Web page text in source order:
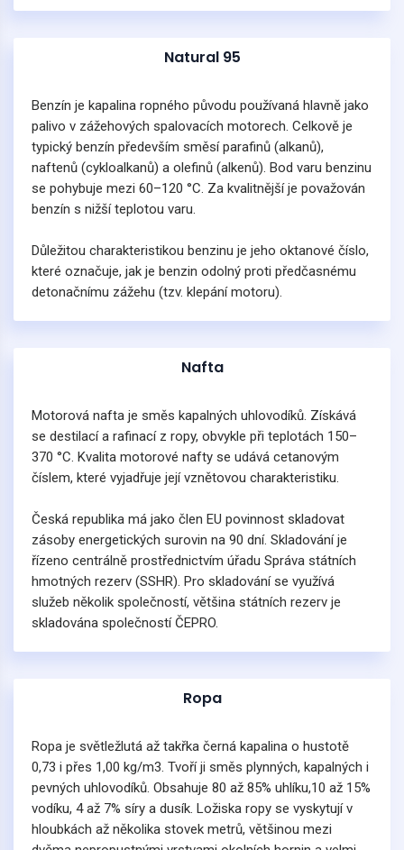
Natural 95
Benzín je kapalina ropného původu používaná hlavně jako
palivo v zážehových spalovacích motorech. Celkově je
typický benzín především směsí parafinů (alkanů),
naftenů (cykloalkanů) a olefinů (alkenů). Bod varu benzinu
se pohybuje mezi 60–120 °C. Za kvalitnější je považován
benzín s nižší teplotou varu.
Důležitou charakteristikou benzinu je jeho oktanové číslo,
které označuje, jak je benzin odolný proti předčasnému
detonačnímu zážehu (tzv. klepání motoru).
Nafta
Motorová nafta je směs kapalných uhlovodíků. Získává
se destilací a rafinací z ropy, obvykle při teplotách 150–
370 °C. Kvalita motorové nafty se udává cetanovým
číslem, které vyjadřuje její vznětovou charakteristiku.
Česká republika má jako člen EU povinnost skladovat
zásoby energetických surovin na 90 dní. Skladování je
řízeno centrálně prostřednictvím úřadu Správa státních
hmotných rezerv (SSHR). Pro skladování se využívá
služeb několik společností, většina státních rezerv je
skladována společností ČEPRO.
Ropa
Ropa je světležlutá až takřka černá kapalina o hustotě
0,73 i přes 1,00 kg/m3. Tvoří ji směs plynných, kapalných i
pevných uhlovodíků. Obsahuje 80 až 85% uhlíku,10 až 15%
vodíku, 4 až 7% síry a dusík. Ložiska ropy se vyskytují v
hloubkách až několika stovek metrů, většinou mezi